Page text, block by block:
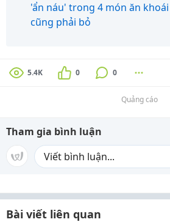
'ẩn náu' trong 4 món ăn
cũng phải bỏ
5.4K 0 0
Quảng cáo
Tham gia bình luận
Bài viết liên quan